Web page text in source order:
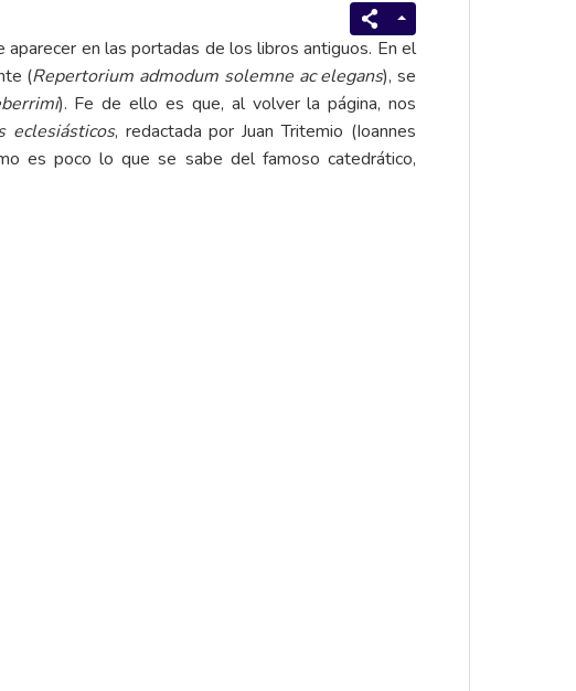
en las portadas de los libros antiguos. En el
(Repertorium admodum solemne ac elegans), se
). Fe de ello es que, al volver la página, nos
eclesiásticos, redactada por Juan Tritemio (Ioannes
es poco lo que se sabe del famoso catedrático,